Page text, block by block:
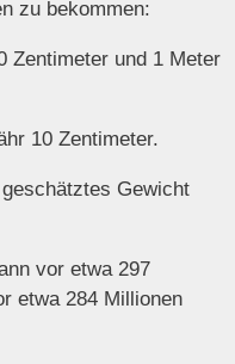
zu bekommen:
Zentimeter und 1 Meter
10 Zentimeter.
Gewicht
vor etwa 297
etwa 284 Millionen